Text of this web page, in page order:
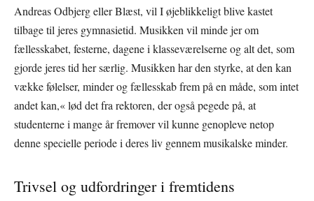
Andreas Odbjerg eller Blæst, vil I øjeblikkeligt blive kastet
tilbage til jeres gymnasietid. Musikken vil minde jer om
fællesskabet, festerne, dagene i klasseværelserne og alt det, som
gjorde jeres tid her særlig. Musikken har den styrke, at den kan
vække følelser, minder og fællesskab frem på en måde, som intet
andet kan,« lød det fra rektoren, der også pegede på, at
studenterne i mange år fremover vil kunne genopleve netop
denne specielle periode i deres liv gennem musikalske minder.
Trivsel og udfordringer i fremtidens